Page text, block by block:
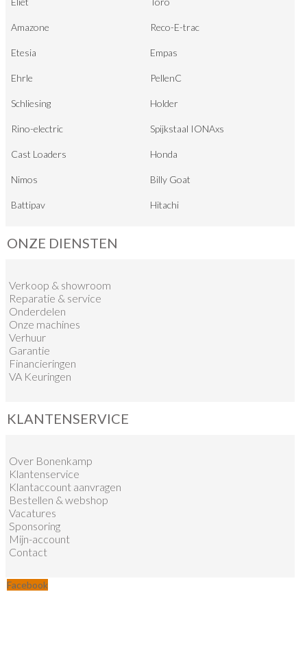
Amazone Reco-E-trac
Etesia Empas
Ehrle PellenC
Schliesing Holder
Rino-electric Spijkstaal IONAxs
Cast Loaders Honda
Nimos Billy Goat
Battipav Hitachi
ONZE DIENSTEN
Verkoop & showroom
Reparatie & service
Onderdelen
Onze machines
Verhuur
Garantie
Financieringen
VA Keuringen
KLANTENSERVICE
Over Bonenkamp
Klantenservice
Klantaccount aanvragen
Bestellen & webshop
Vacatures
Sponsoring
Mijn-account
Contact
Facebook